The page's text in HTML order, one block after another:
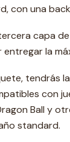
con una
capa
la
tendrás
con
Ball y
standard.